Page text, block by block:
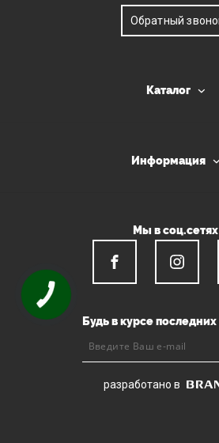
Обратный
Каталог
Информация
Мы в соц.сетях
Будь в курсе
разработано в
КНОПКА
СВЯЗИ